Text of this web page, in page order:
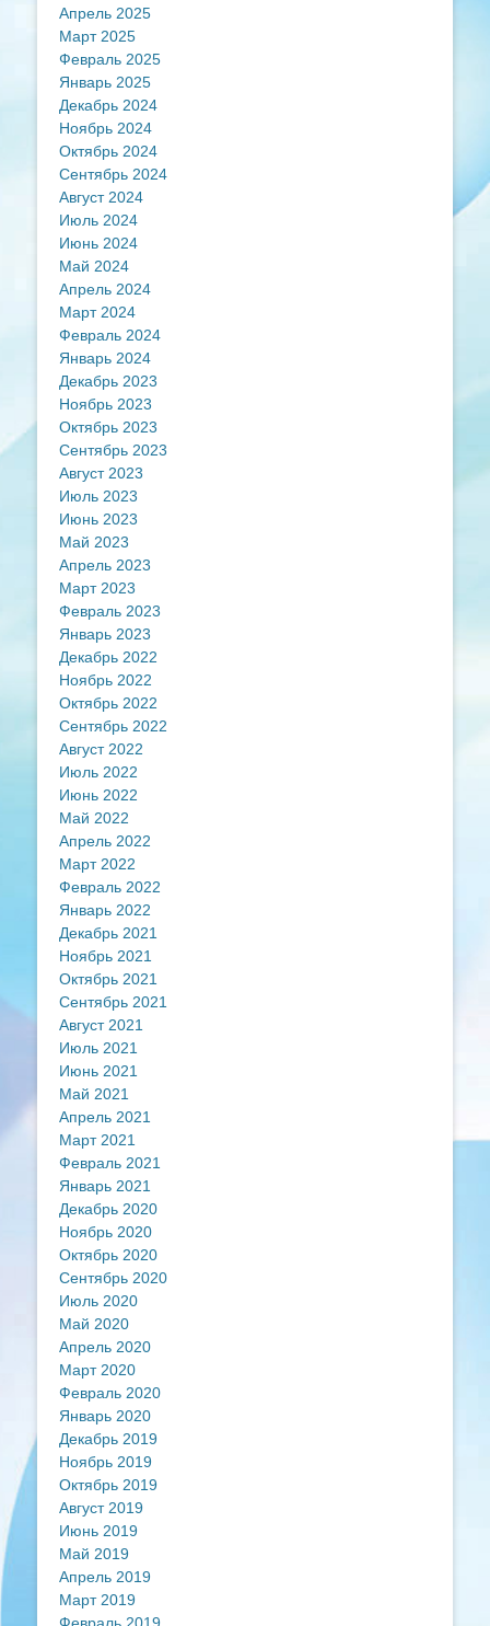
Апрель 2025
Март 2025
Февраль 2025
Январь 2025
Декабрь 2024
Ноябрь 2024
Октябрь 2024
Сентябрь 2024
Август 2024
Июль 2024
Июнь 2024
Май 2024
Апрель 2024
Март 2024
Февраль 2024
Январь 2024
Декабрь 2023
Ноябрь 2023
Октябрь 2023
Сентябрь 2023
Август 2023
Июль 2023
Июнь 2023
Май 2023
Апрель 2023
Март 2023
Февраль 2023
Январь 2023
Декабрь 2022
Ноябрь 2022
Октябрь 2022
Сентябрь 2022
Август 2022
Июль 2022
Июнь 2022
Май 2022
Апрель 2022
Март 2022
Февраль 2022
Январь 2022
Декабрь 2021
Ноябрь 2021
Октябрь 2021
Сентябрь 2021
Август 2021
Июль 2021
Июнь 2021
Май 2021
Апрель 2021
Март 2021
Февраль 2021
Январь 2021
Декабрь 2020
Ноябрь 2020
Октябрь 2020
Сентябрь 2020
Июль 2020
Май 2020
Апрель 2020
Март 2020
Февраль 2020
Январь 2020
Декабрь 2019
Ноябрь 2019
Октябрь 2019
Август 2019
Июнь 2019
Май 2019
Апрель 2019
Март 2019